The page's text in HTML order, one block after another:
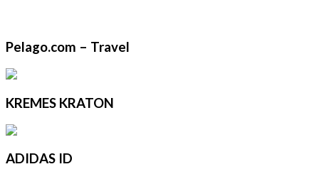
Pelago.com – Travel
KREMES KRATON
ADIDAS ID